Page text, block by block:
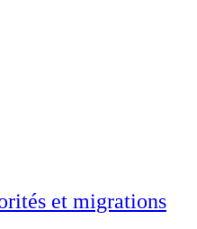
et migrations